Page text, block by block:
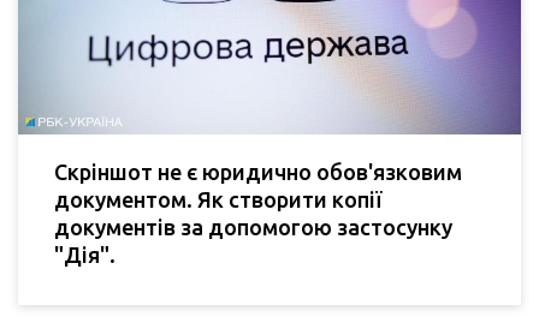
Скріншот не є юридично обов'язковим
документом. Як створити копії
документів за допомогою застосунку
"Дія".